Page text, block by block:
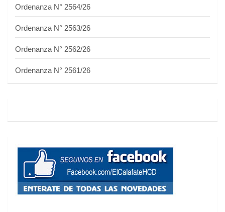
Ordenanza N° 2564/26
Ordenanza N° 2563/26
Ordenanza N° 2562/26
Ordenanza N° 2561/26